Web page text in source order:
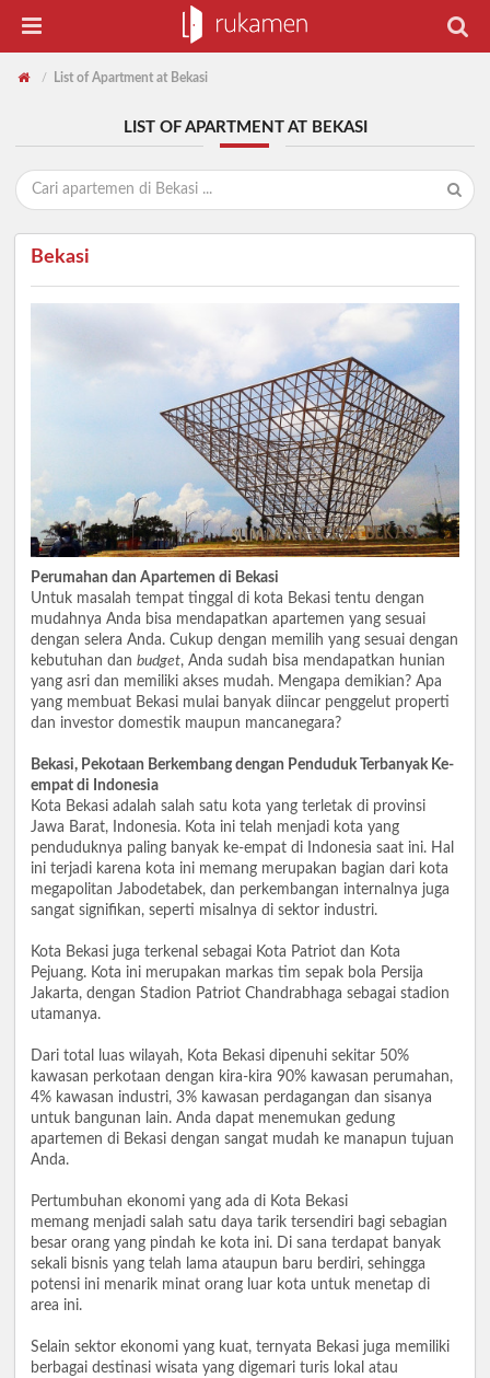
/ List of Apartment at Bekasi
LIST OF APARTMENT AT BEKASI
Bekasi
Perumahan dan Apartemen di Bekasi
Untuk masalah tempat tinggal di kota Bekasi tentu dengan
mudahnya Anda bisa mendapatkan apartemen yang sesuai
dengan selera Anda. Cukup dengan memilih yang sesuai dengan
kebutuhan dan budget, Anda sudah bisa mendapatkan hunian
yang asri dan memiliki akses mudah. Mengapa demikian? Apa
yang membuat Bekasi mulai banyak diincar penggelut properti
dan investor domestik maupun mancanegara?
Bekasi, Pekotaan Berkembang dengan Penduduk Terbanyak Ke-
empat di Indonesia
Kota Bekasi adalah salah satu kota yang terletak di provinsi
Jawa Barat, Indonesia. Kota ini telah menjadi kota yang
penduduknya paling banyak ke-empat di Indonesia saat ini. Hal
ini terjadi karena kota ini memang merupakan bagian dari kota
megapolitan Jabodetabek, dan perkembangan internalnya juga
sangat signifikan, seperti misalnya di sektor industri.
Kota Bekasi juga terkenal sebagai Kota Patriot dan Kota
Pejuang. Kota ini merupakan markas tim sepak bola Persija
Jakarta, dengan Stadion Patriot Chandrabhaga sebagai stadion
utamanya.
Dari total luas wilayah, Kota Bekasi dipenuhi sekitar 50%
kawasan perkotaan dengan kira-kira 90% kawasan perumahan,
4% kawasan industri, 3% kawasan perdagangan dan sisanya
untuk bangunan lain. Anda dapat menemukan gedung
apartemen di Bekasi dengan sangat mudah ke manapun tujuan
Anda.
Pertumbuhan ekonomi yang ada di Kota Bekasi
memang menjadi salah satu daya tarik tersendiri bagi sebagian
besar orang yang pindah ke kota ini. Di sana terdapat banyak
sekali bisnis yang telah lama ataupun baru berdiri, sehingga
potensi ini menarik minat orang luar kota untuk menetap di
area ini.
Selain sektor ekonomi yang kuat, ternyata Bekasi juga memiliki
berbagai destinasi wisata yang digemari turis lokal atau